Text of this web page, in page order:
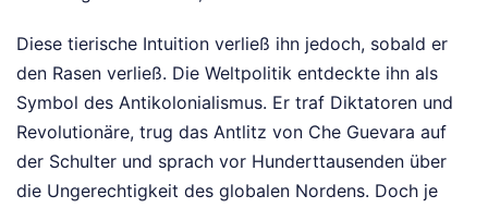
Diese tierische Intuition verließ ihn jedoch, sobald er
den Rasen verließ. Die Weltpolitik entdeckte ihn als
Symbol des Antikolonialismus. Er traf Diktatoren und
Revolutionäre, trug das Antlitz von Che Guevara auf
der Schulter und sprach vor Hunderttausenden über
die Ungerechtigkeit des globalen Nordens. Doch je